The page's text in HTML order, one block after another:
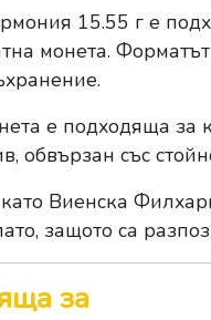
15.55 г е
монета.
е подходяща за
обвързан със
Виенска
защото са
за